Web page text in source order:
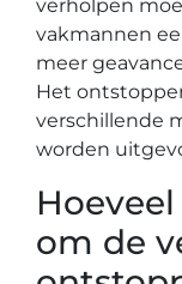
verholpen
vakmannen
meer
Het
verschillende
worden
om de